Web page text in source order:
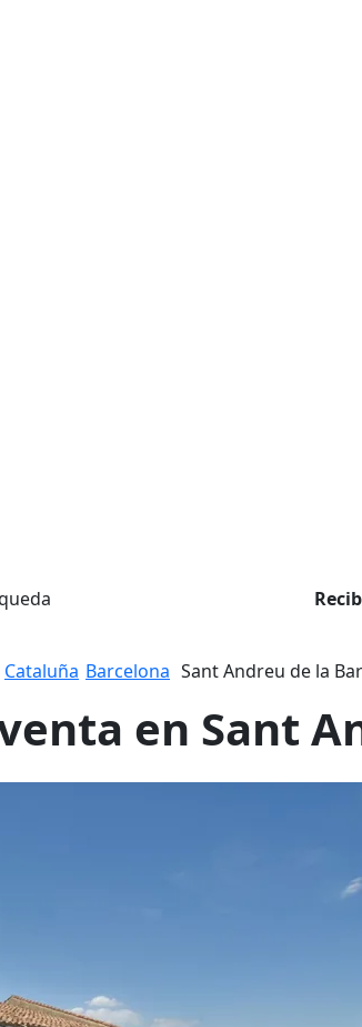
Cataluña Barcelona Sant Andreu de la
en Sant